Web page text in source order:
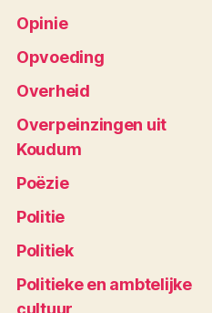
Opinie
Opvoeding
Overheid
Overpeinzingen uit
Koudum
Poëzie
Politie
Politiek
Politieke en ambtelijke
cultuur